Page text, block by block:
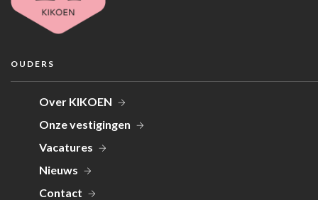
OUDERS
Over KIKOEN
Onze vestigingen
Vacatures
Nieuws
Contact